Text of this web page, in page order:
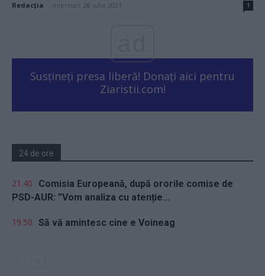
Redacţia miercuri, 28 iulie 2021 1
Susțineți presa liberă! Donați aici pentru
Ziaristii.com!
24 de ore
21.40
Comisia Europeană, după ororile comise de
PSD-AUR: ”Vom analiza cu atenție...
19.50 Să vă amintesc cine e Voineag